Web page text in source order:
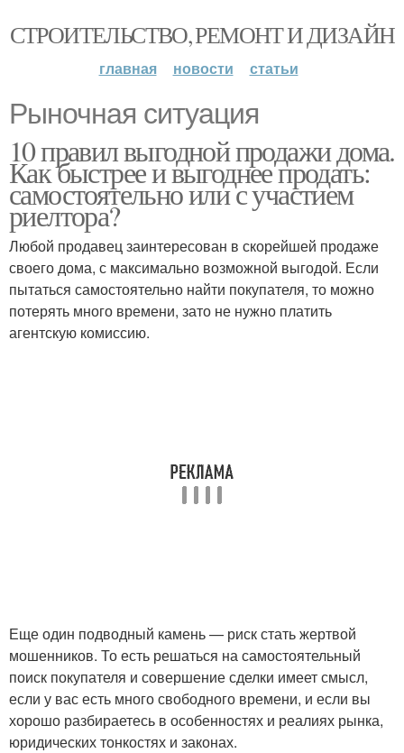
СТРОИТЕЛЬСТВО, РЕМОНТ И ДИЗАЙН
главная новости статьи
Рыночная ситуация
10 правил выгодной продажи дома.
Как быстрее и выгоднее продать:
самостоятельно или с участием
риелтора?
Любой продавец заинтересован в скорейшей продаже
своего дома, с максимально возможной выгодой. Если
пытаться самостоятельно найти покупателя, то можно
потерять много времени, зато не нужно платить
агентскую комиссию.
Еще один подводный камень — риск стать жертвой
мошенников. То есть решаться на самостоятельный
поиск покупателя и совершение сделки имеет смысл,
если у вас есть много свободного времени, и если вы
хорошо разбираетесь в особенностях и реалиях рынка,
юридических тонкостях и законах.